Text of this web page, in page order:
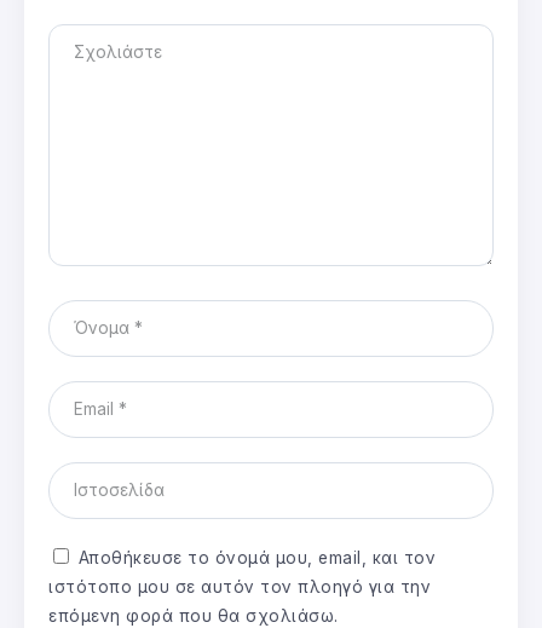
Αποθήκευσε το όνομά μου, email, και τον
ιστότοπο μου σε αυτόν τον πλοηγό για την
επόμενη φορά που θα σχολιάσω.